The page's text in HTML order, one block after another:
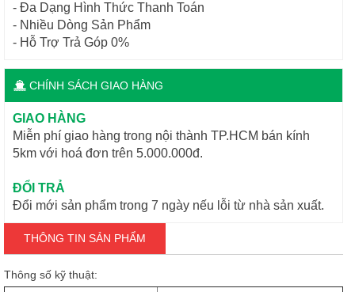
- Đa Dạng Hình Thức Thanh Toán
- Nhiều Dòng Sản Phẩm
- Hỗ Trợ Trả Góp 0%
CHÍNH SÁCH GIAO HÀNG
GIAO HÀNG
Miễn phí giao hàng trong nội thành TP.HCM bán kính
5km với hoá đơn trên 5.000.000đ.
ĐỔI TRẢ
Đổi mới sản phẩm trong 7 ngày nếu lỗi từ nhà sản xuất.
THÔNG TIN SẢN PHẨM
Thông số kỹ thuật: